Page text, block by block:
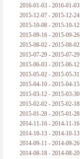
2016-01-03 - 2016-01-03
2015-12-07 - 2015-12-24
2015-10-08 - 2015-10-12
2015-09-16 - 2015-09-26
2015-08-02 - 2015-08-02
2015-07-29 - 2015-07-29
2015-06-03 - 2015-06-12
2015-05-02 - 2015-05-31
2015-04-10 - 2015-04-15
2015-03-12 - 2015-03-30
2015-02-02 - 2015-02-18
2015-01-28 - 2015-01-28
2014-11-16 - 2014-11-16
2014-10-13 - 2014-10-13
2014-09-11 - 2014-09-26
2014-08-18 - 2014-08-20